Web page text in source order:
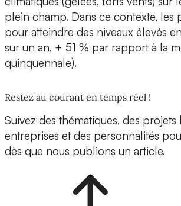
plein champ. Dans ce contexte, les
pour atteindre des niveaux élevés
sur un an, + 51 % par rapport à la
quinquennale).
Restez au courant en temps réel !
Suivez des thématiques, des projets
entreprises et des personnalités
dès que nous publions un article.